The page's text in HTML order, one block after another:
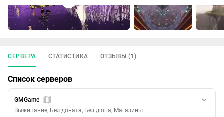
дом, и мы ценим ваши усилия. Никаких вайпов, сохраните
свои творения и продолжайте развиваться вместе с нами!
невероятные постройки с редактируемыми стойками для
брони. Мы поддерживаем ваше творчество!
Открытость и демократия: У нас каждый может повлиять
на развитие сервера – ваша идея имеет значение! Мы
придерживаемся принципов демократии, чтобы сделать
ваш опыт максимально приятным.
СЕРВЕРА СТАТИСТИКА ОТЗЫВЫ (1)
Список серверов
GMGame
Выживание, Без доната, Без дюпа, Магазины